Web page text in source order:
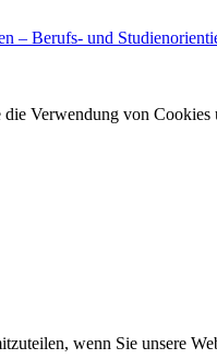
– Berufs- und
Verwendung von
wenn Sie unsere